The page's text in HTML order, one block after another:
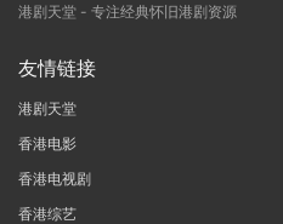
港剧天堂 - 专注经典怀旧港剧资源
友情链接
港剧天堂
香港电影
香港电视剧
香港综艺